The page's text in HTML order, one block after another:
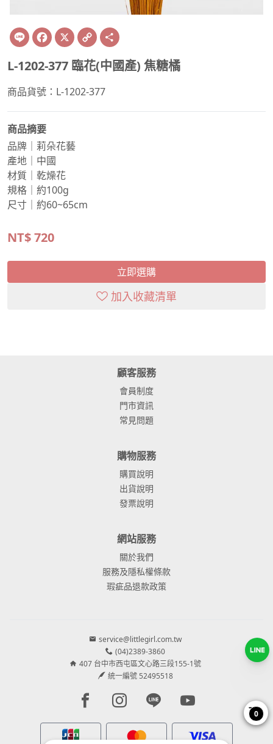
Line Facebook
X Copy
Link
L-1202-377 臨花(中國產) 焦糖橘
商品貨號：L-1202-377
商品摘要
品牌｜莉朵花藝
產地｜中國
材質｜乾燥花
規格｜約100g
尺寸｜約60~65cm
NT$720
立即選購
加入收藏清單
顧客服務
會員制度
門市資訊
常見問題
購物服務
購買說明
出貨說明
發票說明
網站服務
關於我們
服務及隱私權條款
瑕疵品退款政策
service@littlegirl.com.tw
(04)2389-3860
407 台中市西屯區文心路三段155-1號
統一編號 52495518
Facebook page
Instagram page
Line pageYoutube page
0